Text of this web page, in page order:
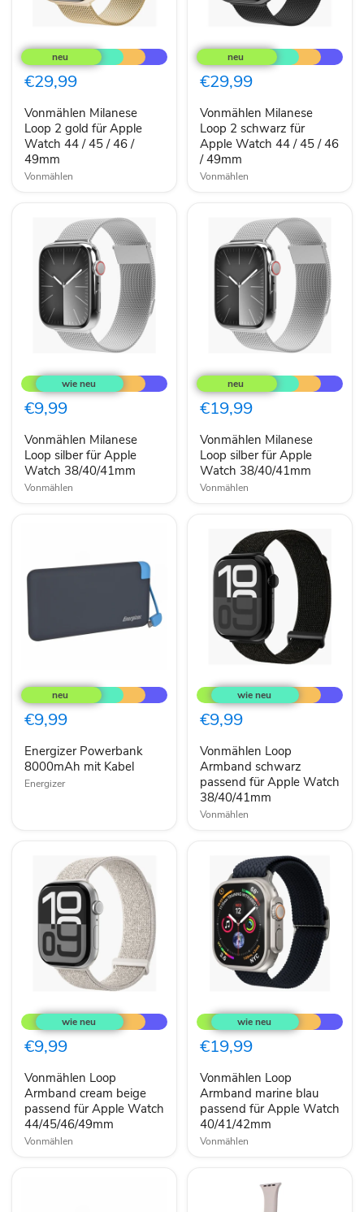
Milanese
Loop
2
gold
Apple
Watch
44
45
€29,99
Vonmählen Milanese
Loop 2 gold für Apple
Watch 44 / 45 / 46 /
49mm
Vonmählen
Milanese
Loop
2
schwarz
Apple
Watch
44
45
€29,99
Vonmählen Milanese
Loop 2 schwarz für
Apple Watch 44 / 45 / 46
/ 49mm
Vonmählen
Milanese
Loop
silber
für
Watch
38/40/41mm
€9,99
Vonmählen Milanese
Loop silber für Apple
Watch 38/40/41mm
Vonmählen
Milanese
Loop
silber
für
Watch
38/40/41mm
€19,99
Vonmählen Milanese
Loop silber für Apple
Watch 38/40/41mm
Vonmählen
Powerbank
8000mAh
mit
Kabel
€9,99
Energizer Powerbank
8000mAh mit Kabel
Energizer
Loop
Armband
schwarz
passend
Apple
Watch
38/40/41mm
€9,99
Vonmählen Loop
Armband schwarz
passend für Apple Watch
38/40/41mm
Vonmählen
Loop
Armband
cream
beige
für
Apple
Watch
44/45/46/49mm
€9,99
Vonmählen Loop
Armband cream beige
passend für Apple Watch
44/45/46/49mm
Vonmählen
Loop
Armband
marine
blau
für
Apple
Watch
40/41/42mm
€19,99
Vonmählen Loop
Armband marine blau
passend für Apple Watch
40/41/42mm
Vonmählen